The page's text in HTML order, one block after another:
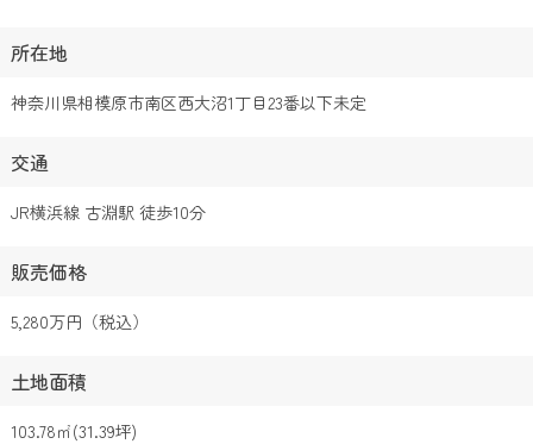
所在地
神奈川県相模原市南区西大沼1丁目23番以下未定
交通
JR横浜線 古淵駅 徒歩10分
販売価格
5,280万円（税込）
土地面積
103.78㎡(31.39坪)